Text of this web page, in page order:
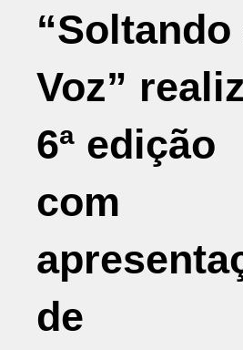
“Soltando
Voz”
6ª edição
com
de